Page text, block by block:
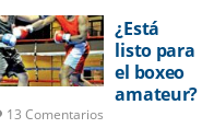
¿Está
listo para
el boxeo
amateur?
13 Comentarios